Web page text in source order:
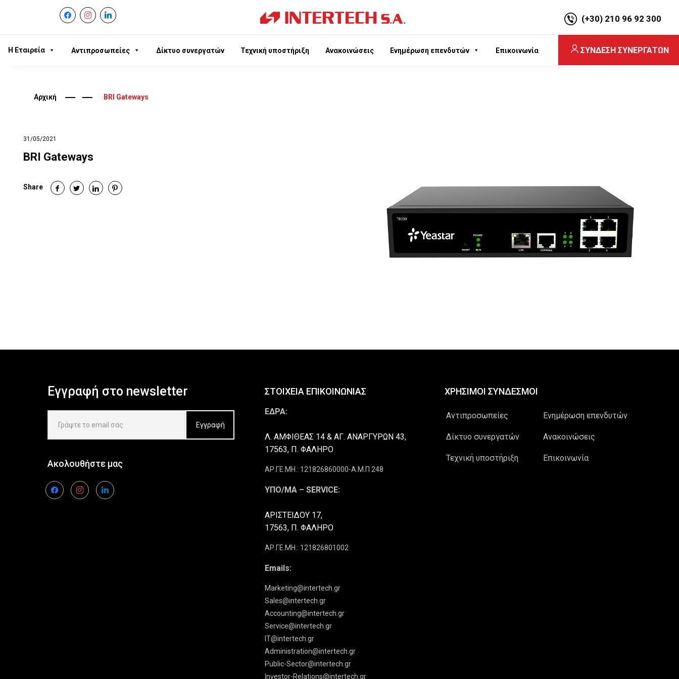
facebookinstagram
linkedin
(+30) 210 96 92 300
Η Εταιρεία Αντιπροσωπείες Δίκτυο συνεργατών Τεχνική υποστήριξη Ανακοινώσεις Ενημέρωση επενδυτών Επικοινωνία ΣΥΝΔΕΣΗ ΣΥΝΕΡΓΑΤΩΝ
Αρχική BRI Gateways
31/05/2021
BRI Gateways
Share
Εγγραφή στο newsletter
Ακολουθήστε μας
facebookinstagramlinkedin
ΣΤΟΙΧΕΙΑ ΕΠΙΚΟΙΝΩΝΙΑΣ
ΕΔΡΑ:
Λ. ΑΜΦΙΘΕΑΣ 14 & ΑΓ. ΑΝΑΡΓΥΡΩΝ 43,
17563, Π. ΦΑΛΗΡΟ
ΑΡ.ΓΕ.ΜΗ.: 121826860000-Α.Μ.Π 248
ΥΠΟ/ΜΑ – SERVICE:
ΑΡΙΣΤΕΙΔΟΥ 17,
17563, Π. ΦΑΛΗΡΟ
ΑΡ.ΓΕ.ΜΗ.: 121826801002
Emails:
Marketing@intertech.gr
Sales@intertech.gr
Accounting@intertech.gr
Service@intertech.gr
IT@intertech.gr
Administration@intertech.gr
Public-Sector@intertech.gr
Investor-Relations@intertech.gr
ΧΡΗΣΙΜΟΙ ΣΥΝΔΕΣΜΟΙ
Αντιπροσωπείες
Δίκτυο συνεργατών
Τεχνική υποστήριξη
Ενημέρωση επενδυτών
Ανακοινώσεις
Επικοινωνία